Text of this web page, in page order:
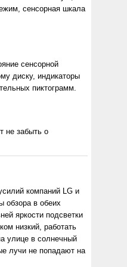
сенсорная шкала
сенсорной
диску, индикаторы
пиктограмм.
не забыть о
компаний LG и
обзора в обеих
яркости подсветки
низкий, работать
улице в солнечный
лучи не попадают на